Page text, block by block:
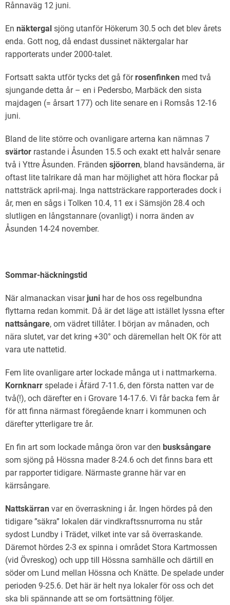
Rånnaväg 12 juni.
En näktergal sjöng utanför Hökerum 30.5 och det blev årets
enda. Gott nog, då endast dussinet näktergalar har
rapporterats under 2000-talet.
Fortsatt sakta utför tycks det gå förrosenfinken med två
sjungande detta år – en i Pedersbo, Marbäck den sista
majdagen (= årsart 177) och lite senare en i Romsås 12-16
juni.
Bland de lite större och ovanligare arterna kan nämnas 7
svärtor rastande i Åsunden 15.5 och exakt ett halvår senare
två i Yttre Åsunden. Fränden sjöorren, bland havsänderna, är
oftast lite talrikare då man har möjlighet att höra flockar på
nattsträck april-maj. Inga nattsträckare rapporterades dock i
år, men en sågs i Tolken 10.4, 11 ex i Sämsjön 28.4 och
slutligen en långstannare (ovanligt) i norra änden av
Åsunden 14-24 november.
Sommar-häckningstid
När almanackan visar juni har de hos oss regelbundna
flyttarna redan kommit. Då är det läge att istället lyssna efter
nattsångare, om vädret tillåter. I början av månaden, och
nära slutet, var det kring +30­­­° och däremellan helt OK för att
vara ute nattetid.
Fem lite ovanligare arter lockade många ut i nattmarkerna.
Kornknarr spelade i Åfärd 7-11.6, den första natten var de
två(!), och därefter en i Grovare 14-17.6. Vi får backa fem år
för att finna närmast föregående knarr i kommunen och
därefter ytterligare tre år.
En fin art som lockade många öron var den busksångare
som sjöng på Hössna mader 8-24.6 och det finns bara ett
par rapporter tidigare. Närmaste granne här var en
kärrsångare.
Nattskärran var en överraskning i år. Ingen hördes på den
tidigare ”säkra” lokalen där vindkraftssnurrorna nu står
sydost Lundby i Trädet, vilket inte var så överraskande.
Däremot hördes 2-3 ex spinna i området Stora Kartmossen
(vid Övreskog) och upp till Hössna samhälle och därtill en
söder om Lund mellan Hössna och Knätte. De spelade under
perioden 9-25.6. Det här är helt nya lokaler för oss och det
ska bli spännande att se om fortsättning följer.